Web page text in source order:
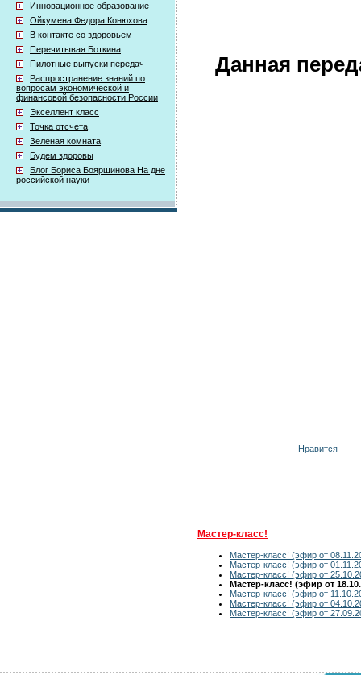
Инновационное образование
Ойкумена Федора Конюхова
В контакте со здоровьем
Перечитывая Боткина
Пилотные выпуски передач
Распространение знаний по
вопросам экономической и
финансовой безопасности России
Экселлент класс
Точка отсчета
Зеленая комната
Будем здоровы
Блог Бориса Бояршинова На дне
российской науки
Данная
Нравится
Мастер-класс!
Мастер-класс! (эфир от
Мастер-класс! (эфир от
Мастер-класс! (эфир от
Мастер-класс! (эфир от
Мастер-класс! (эфир от
Мастер-класс! (эфир от
Мастер-класс! (эфир от